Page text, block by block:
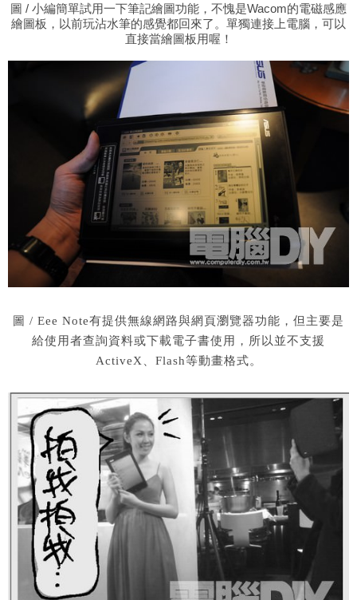
圖 / 小編簡單試用一下筆記繪圖功能，不愧是Wacom的電磁感應
繪圖板，以前玩沾水筆的感覺都回來了。單獨連接上電腦，可以
直接當繪圖板用喔！
圖 / Eee Note有提供無線網路與網頁瀏覽器功能，但主要是
給使用者查詢資料或下載電子書使用，所以並不支援
ActiveX、Flash等動畫格式。